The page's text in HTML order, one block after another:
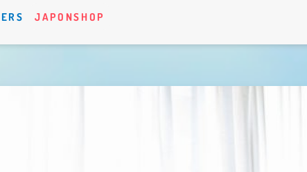
JAPONSHOP